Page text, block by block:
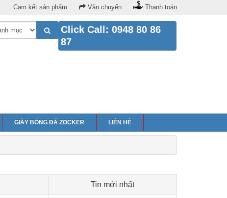
Cam kết sản phẩm Vận chuyển Thanh toán
Click Call: 0948 80 86
87
GIÀY BÓNG ĐÁ ZOCKER LIÊN HỆ
Tin mới nhất